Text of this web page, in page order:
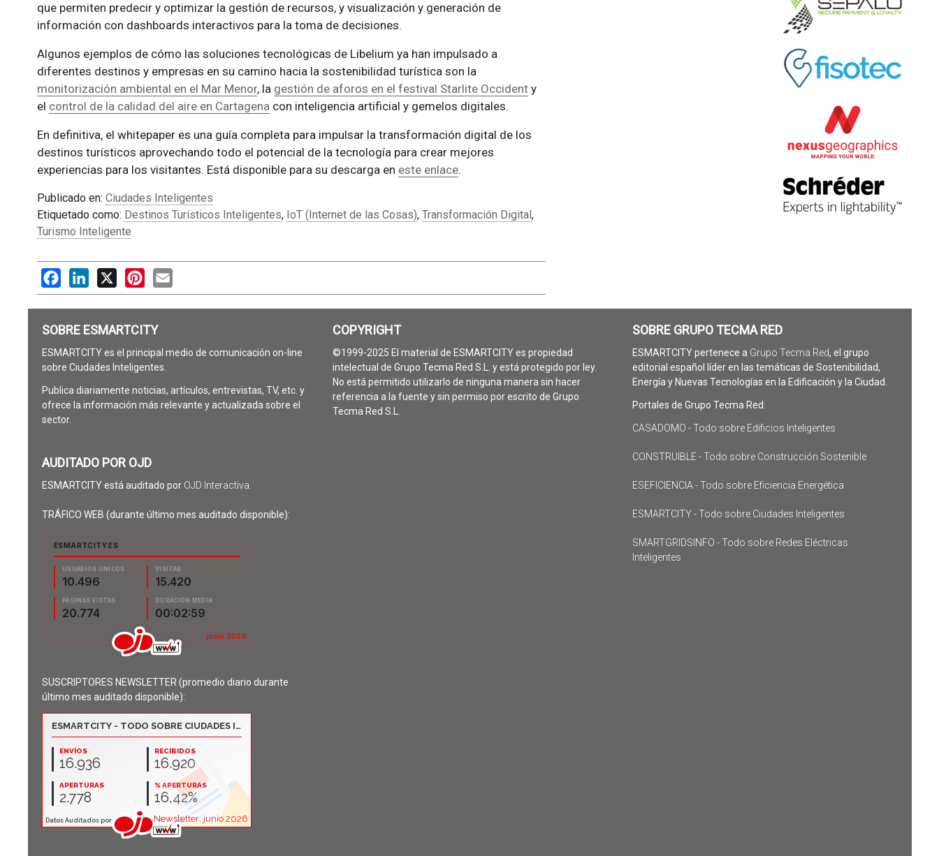
que permiten predecir y optimizar la gestión de recursos, y visualización y generación de
información con dashboards interactivos para la toma de decisiones.
Algunos ejemplos de cómo las soluciones tecnológicas de Libelium ya han impulsado a
diferentes destinos y empresas en su camino hacia la sostenibilidad turística son la
monitorización ambiental en el Mar Menor, la gestión de aforos en el festival Starlite Occidenty
el control de la calidad del aire en Cartagenacon inteligencia artificial y gemelos digitales.
En definitiva, el whitepaper es una guía completa para impulsar la transformación digital de los
destinos turísticos aprovechando todo el potencial de la tecnología para crear mejores
experiencias para los visitantes. Está disponible para su descarga en este enlace.
Publicado en: Ciudades Inteligentes
Etiquetado como: Destinos Turísticos Inteligentes, IoT (Internet de las Cosas), Transformación Digital,
Turismo Inteligente
FacebookLinkedIn
X PinterestEmail
SOBRE ESMARTCITY
ESMARTCITY es el principal medio de comunicación on-line
sobre Ciudades Inteligentes.
Publica diariamente noticias, artículos, entrevistas, TV, etc. y
ofrece la información más relevante y actualizada sobre el
sector.
AUDITADO POR OJD
ESMARTCITY está auditado por OJD Interactiva
TRÁFICO WEB (durante último mes auditado disponible):
SUSCRIPTORES NEWSLETTER (promedio diario durante
último mes auditado disponible):
COPYRIGHT
©1999-2025 El material de ESMARTCITY es propiedad
intelectual de Grupo Tecma Red S.L. y está protegido por ley.
No está permitido utilizarlo de ninguna manera sin hacer
referencia a la fuente y sin permiso por escrito de Grupo
Tecma Red S.L.
SOBRE GRUPO TECMA RED
ESMARTCITY pertenece a Grupo Tecma Red, el grupo
editorial español líder en las temáticas de Sostenibilidad,
Energía y Nuevas Tecnologías en la Edificación y la Ciudad.
Portales de Grupo Tecma Red:
CASADOMO - Todo sobre Edificios Inteligentes
CONSTRUIBLE - Todo sobre Construcción Sostenible
ESEFICIENCIA - Todo sobre Eficiencia Energética
ESMARTCITY - Todo sobre Ciudades Inteligentes
SMARTGRIDSINFO - Todo sobre Redes Eléctricas
Inteligentes